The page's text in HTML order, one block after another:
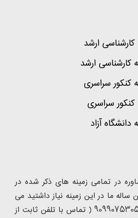
کارشناسی ارشد
کارشناسی ارشد
کنکور سراسری
کنکور سراسری
دانشگاه آزاد
در تمامی زمینه های ذکر شده در
ما در این زمینه نیاز داشتید می
توانید با شماره تلفن 9099075305 ( تماس با تلفن ثابت از